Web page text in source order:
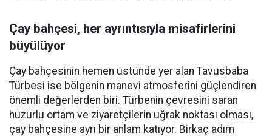
Çay bahçesi, her ayrıntısıyla misafirlerini
büyülüyor
Çay bahçesinin hemen üstünde yer alan Tavusbaba
Türbesi ise bölgenin manevi atmosferini güçlendiren
önemli değerlerden biri. Türbenin çevresini saran
huzurlu ortam ve ziyaretçilerin uğrak noktası olması,
çay bahçesine ayrı bir anlam katıyor. Birkaç adım